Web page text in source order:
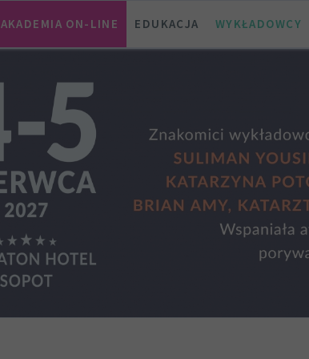
AKADEMIA ON-LINE EDUKACJA WYKŁADOWCY